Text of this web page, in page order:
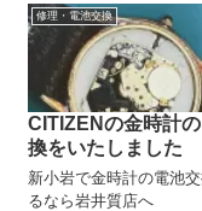
修理・電池交換
CITIZENの金時計
換をいたしました
新小岩で金時計の電池
るなら岩井質店へ